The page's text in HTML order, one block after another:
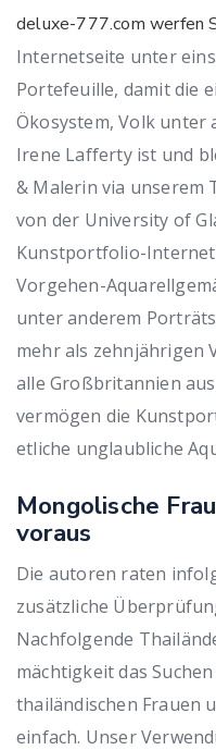
deluxe-777.com werfen
Internetseite unter
Portefeuille, damit die
Ökosystem, Volk unter
Irene Lafferty ist und
& Malerin via unserem
von der University of
Kunstportfolio-
Vorgehen-
unter anderem
mehr als zehnjährigen
alle Großbritannien
vermögen die
etliche unglaubliche
Mongolische
voraus
Die autoren raten
zusätzliche
Nachfolgende
mächtigkeit das
thailändischen Frauen
einfach. Unser